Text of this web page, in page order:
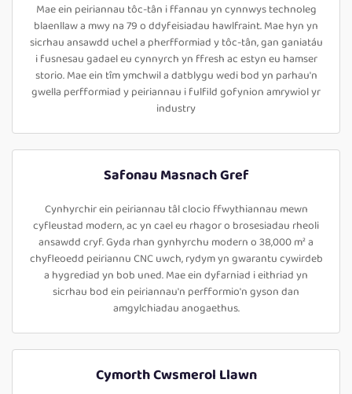
Mae ein peiriannau tôc-tân i ffannau yn cynnwys technoleg
blaenllaw a mwy na 79 o ddyfeisiadau hawlfraint. Mae hyn yn
sicrhau ansawdd uchel a pherfformiad y tôc-tân, gan ganiatáu
i fusnesau gadael eu cynnyrch yn ffresh ac estyn eu hamser
storio. Mae ein tîm ymchwil a datblygu wedi bod yn parhau'n
gwella perfformiad y peiriannau i fulfild gofynion amrywiol yr
industry
Safonau Masnach Gref
Cynhyrchir ein peiriannau tâl clocio ffwythiannau mewn
cyfleustad modern, ac yn cael eu rhagor o brosesiadau rheoli
ansawdd cryf. Gyda rhan gynhyrchu modern o 38,000 m² a
chyfleoedd peiriannu CNC uwch, rydym yn gwarantu cywirdeb
a hygrediad yn bob uned. Mae ein dyfarniad i eithriad yn
sicrhau bod ein peiriannau'n perfformio'n gyson dan
amgylchiadau anogaethus.
Cymorth Cwsmerol Llawn